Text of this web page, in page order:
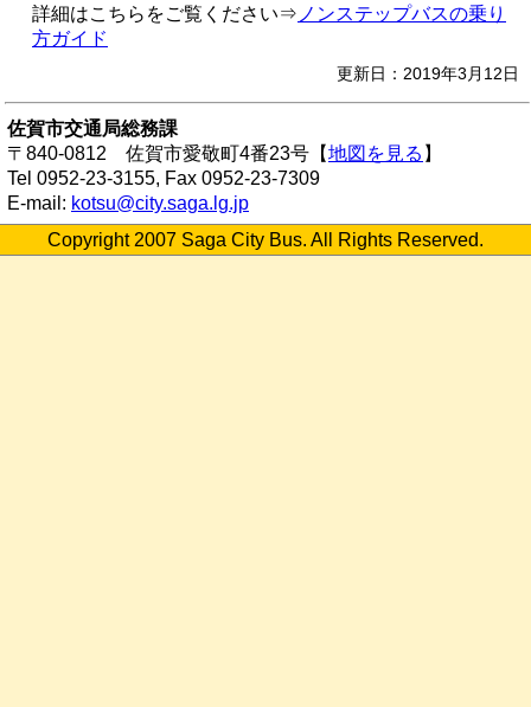
詳細はこちらをご覧ください⇒ ノンステップバスの乗り
方ガイド
更新日：2019年3月12日
佐賀市交通局総務課
〒840-0812 佐賀市愛敬町4番23号【地図を見る 】
Tel 0952-23-3155, Fax 0952-23-7309
E-mail: kotsu@city.saga.lg.jp
Copyright 2007 Saga City Bus. All Rights Reserved.